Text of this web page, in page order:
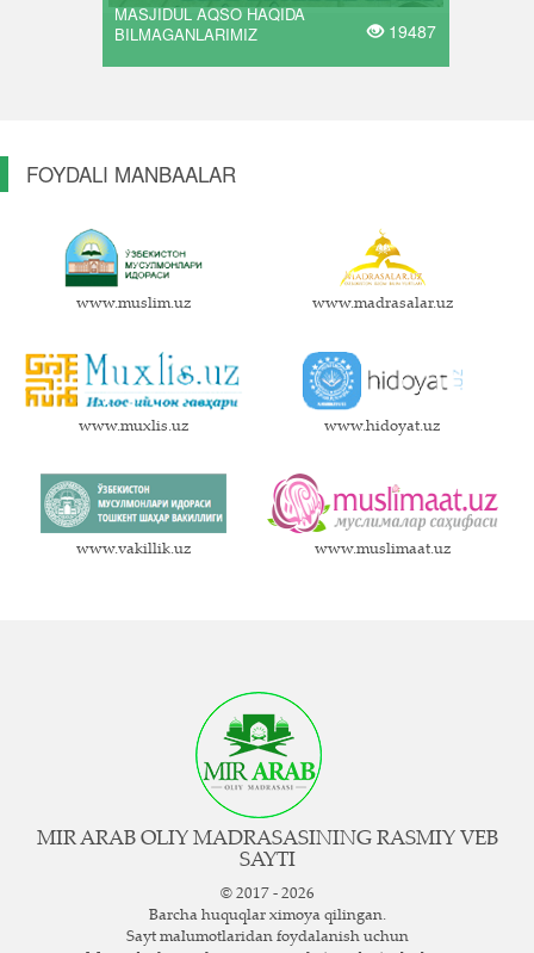
MASJIDUL AQSO HAQIDA
BILMAGANLARIMIZ
19487
FOYDALI MANBAALAR
www.muslim.uz www.madrasalar.uz
www.muxlis.uz www.hidoyat.uz
www.vakillik.uz www.muslimaat.uz
MIR ARAB OLIY MADRASASINING RASMIY VEB
SAYTI
© 2017 - 2026
Barcha huquqlar ximoya qilingan.
Sayt ma`lumotlaridan foydalanish uchun